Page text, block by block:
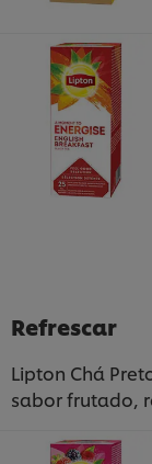
Refrescar
Lipton Chá
sabor frutado,